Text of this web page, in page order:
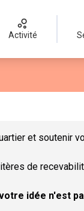
Activité
et soutenir
de
idée n'est